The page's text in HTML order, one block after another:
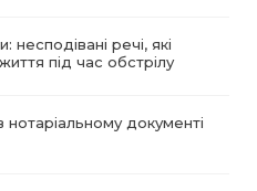
речі, які
під час обстрілу
документі